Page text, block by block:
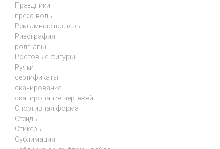
Праздники
пресс-волы
Рекламные постеры
Ризография
ролл-апы
Ростовые фигуры
Ручки
сертификаты
сканирование
сканирование чертежей
Спортивная форма
Стенды
Стикеры
Сублимация